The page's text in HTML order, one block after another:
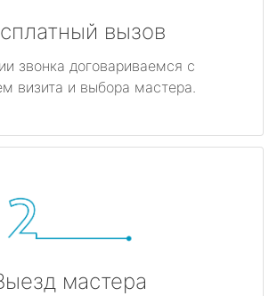
вызов
звонка договариваемся с
визита и выбора мастера.
мастера